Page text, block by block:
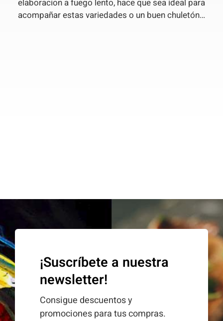
elaboracion a fuego lento, hace que sea ideal para
acompañar estas variedades o un buen chuletón…
¡Suscríbete a nuestra
newsletter!
Consigue descuentos y
promociones para tus compras.